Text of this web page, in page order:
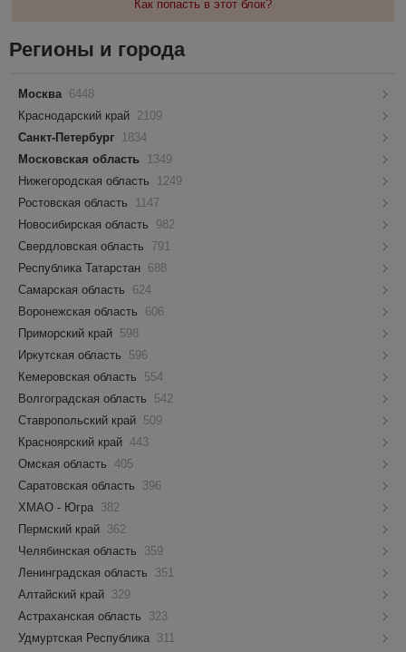
Как попасть в этот блок?
Регионы и города
Москва 6448
Краснодарский край 2109
Санкт-Петербург 1834
Московская область 1349
Нижегородская область
1249
Ростовская область
1147
Новосибирская область
982
Свердловская область
791
Республика Татарстан 688
Самарская область
624
Воронежская область
606
Приморский край 598
Иркутская область
596
Кемеровская область
554
Волгоградская область
542
Ставропольский край 509
Красноярский край 443
Омская область 405
Саратовская область
396
ХМАО - Югра 382
Пермский край 362
Челябинская область
359
Ленинградская область
351
Алтайский край 329
Астраханская область
323
Удмуртская Республика 311